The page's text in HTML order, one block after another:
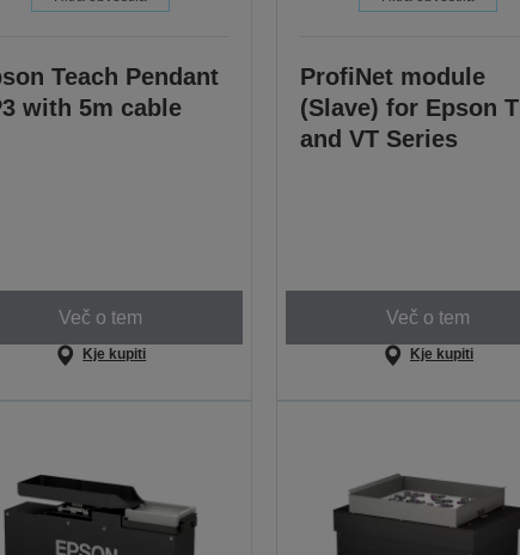
Teach Pendant
with 5m cable
Več o tem
Kje kupiti
ProfiNet module
(Slave) for Epson T
and VT Series
Več o tem
Kje kupiti